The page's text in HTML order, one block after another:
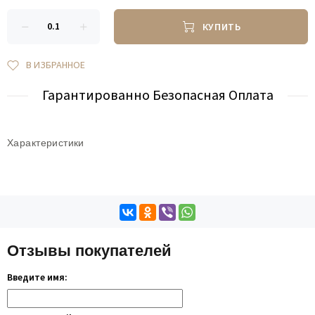
КУПИТЬ
В ИЗБРАННОЕ
Гарантированно Безопасная Оплата
Характеристики
Отзывы покупателей
Введите имя: